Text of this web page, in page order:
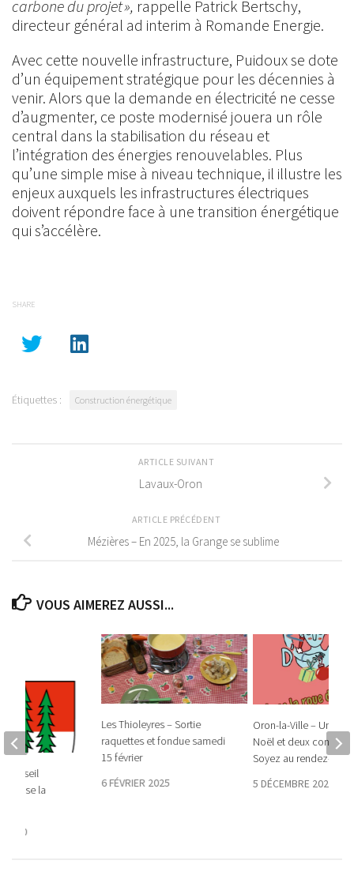
carbone du projet », rappelle Patrick Bertschy,
directeur général ad interim à Romande Energie.
Avec cette nouvelle infrastructure, Puidoux se dote
d’un équipement stratégique pour les décennies à
venir. Alors que la demande en électricité ne cesse
d’augmenter, ce poste modernisé jouera un rôle
central dans la stabilisation du réseau et
l’intégration des énergies renouvelables. Plus
qu’une simple mise à niveau technique, il illustre les
enjeux auxquels les infrastructures électriques
doivent répondre face à une transition énergétique
qui s’accélère.
SHARE
Étiquettes : Construction énergétique
ARTICLE SUIVANT
Lavaux-Oron
ARTICLE PRÉCÉDENT
Mézières – En 2025, la Grange se sublime
VOUS AIMEREZ AUSSI...
Les Thioleyres – Sortie
raquettes et fondue samedi
15 février
6 FÉVRIER 2025
Oron-la-Ville – Un
Noël et deux concerts
Soyez au rendez-
5 DÉCEMBRE 2024
Conseil
la
2020